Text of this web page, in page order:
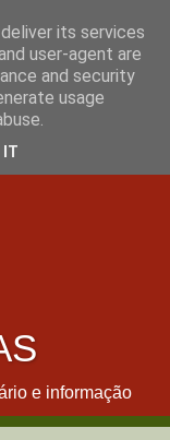
e informação
its services
user-agent are
and security
usage
IT